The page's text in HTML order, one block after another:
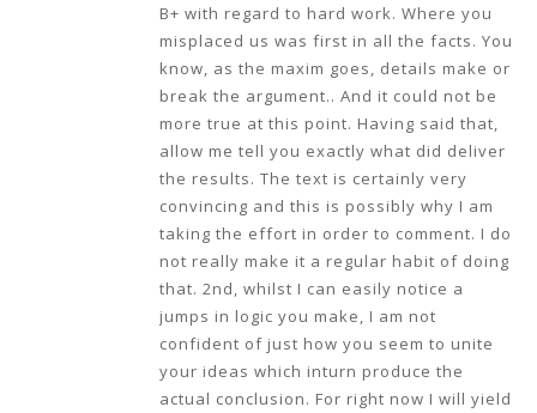
B+ with regard to hard work. Where you
misplaced us was first in all the facts. You
know, as the maxim goes, details make or
break the argument.. And it could not be
more true at this point. Having said that,
allow me tell you exactly what did deliver
the results. The text is certainly very
convincing and this is possibly why I am
taking the effort in order to comment. I do
not really make it a regular habit of doing
that. 2nd, whilst I can easily notice a
jumps in logic you make, I am not
confident of just how you seem to unite
your ideas which inturn produce the
actual conclusion. For right now I will yield